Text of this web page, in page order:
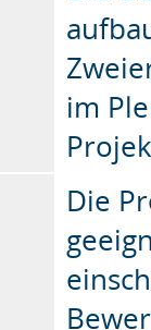
im
Die